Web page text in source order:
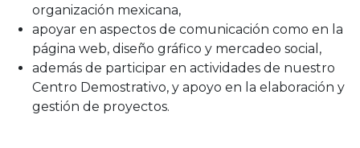
organización mexicana,
apoyar en aspectos de comunicación como en la
página web, diseño gráfico y mercadeo social,
además de participar en actividades de nuestro
Centro Demostrativo, y apoyo en la elaboración y
gestión de proyectos.